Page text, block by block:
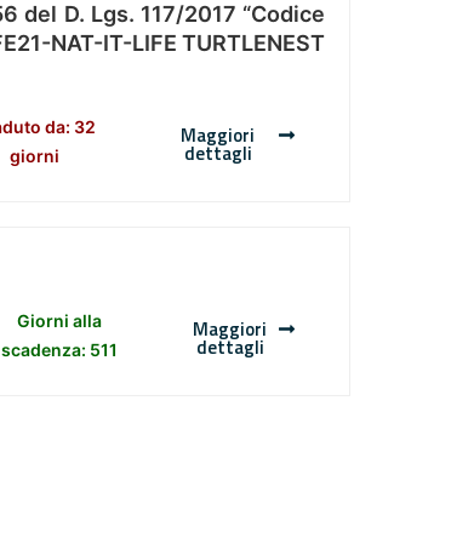
del D. Lgs. 117/2017 “Codice
NAT-IT-LIFE TURTLENEST
da: 32
giorni
Maggiori
dettagli
Giorni alla
scadenza: 511
Maggiori
dettagli